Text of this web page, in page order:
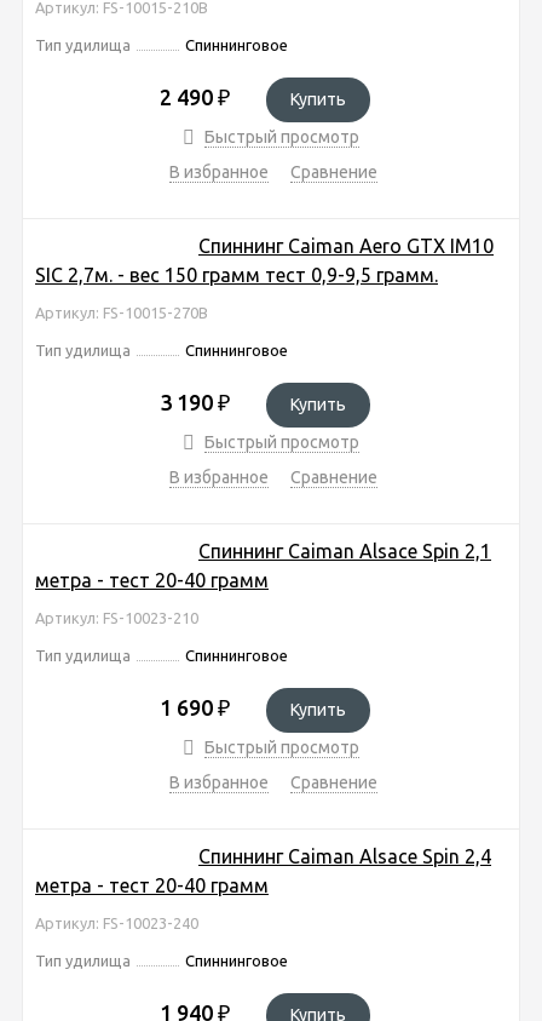
Артикул: FS-10015-210B
Тип удилища Спиннинговое
2 490 ₽
Купить
Быстрый просмотр
В избранное
Сравнение
Спиннинг Caiman Aero GTX IM10
SIC 2,7м. - вес 150 грамм тест 0,9-9,5 грамм.
Артикул: FS-10015-270B
Тип удилища Спиннинговое
3 190 ₽
Купить
Быстрый просмотр
В избранное
Сравнение
Спиннинг Caiman Alsace Spin 2,1
метра - тест 20-40 грамм
Артикул: FS-10023-210
Тип удилища Спиннинговое
1 690 ₽
Купить
Быстрый просмотр
В избранное
Сравнение
Спиннинг Caiman Alsace Spin 2,4
метра - тест 20-40 грамм
Артикул: FS-10023-240
Тип удилища Спиннинговое
1 940 ₽
Купить